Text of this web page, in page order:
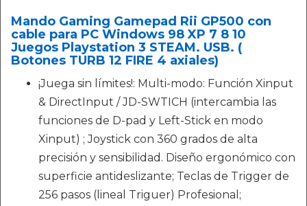
Mando Gaming Gamepad Rii GP500 con
cable para PC Windows 98 XP 7 8 10
Juegos Playstation 3 STEAM. USB. (
Botones TURB 12 FIRE 4 axiales)
¡Juega sin límites!: Multi-modo: Función Xinput
& DirectInput / JD-SWTICH (intercambia las
funciones de D-pad y Left-Stick en modo
Xinput) ; Joystick con 360 grados de alta
precisión y sensibilidad. Diseño ergonómico con
superficie antideslizante; Teclas de Trigger de
256 pasos (lineal Triguer) Profesional;